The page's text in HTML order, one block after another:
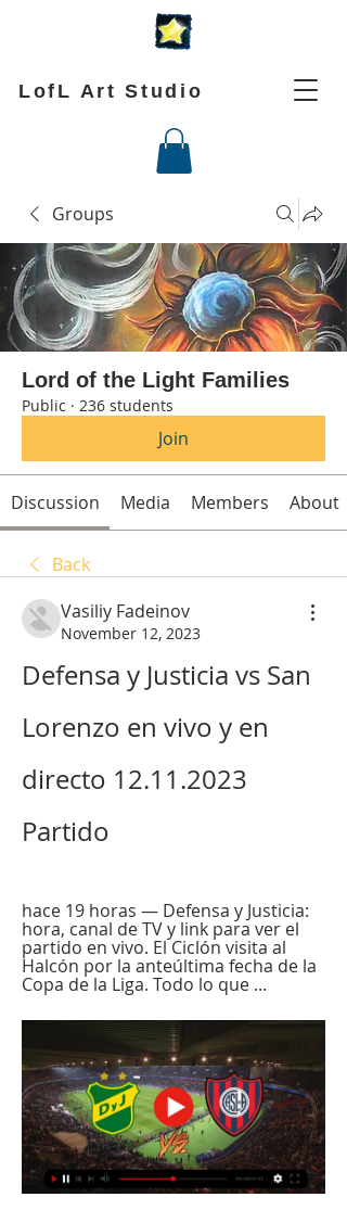
LofL Art Studio
Groups
Lord of the Light Families
Public · 236 students
Join
Discussion Media Members About
Back
Vasiliy Fadeinov
November 12, 2023
Defensa y Justicia vs San
Lorenzo en vivo y en
directo 12.11.2023
Partido
hace 19 horas — Defensa y Justicia:
hora, canal de TV y link para ver el
partido en vivo. El Ciclón visita al
Halcón por la anteúltima fecha de la
Copa de la Liga. Todo lo que ...